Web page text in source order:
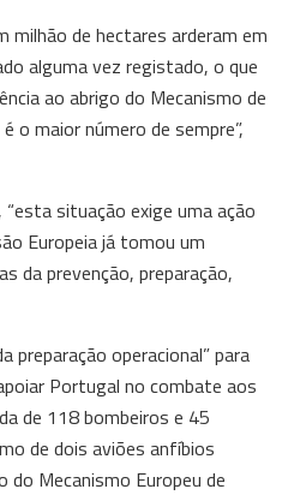
milhão de hectares arderam em
alguma vez registado, o que
ao abrigo do Mecanismo de
o maior número de sempre”,
situação exige uma ação
Europeia já tomou um
da prevenção, preparação,
preparação operacional” para
Portugal no combate aos
de 118 bombeiros e 45
de dois aviões anfíbios
Mecanismo Europeu de